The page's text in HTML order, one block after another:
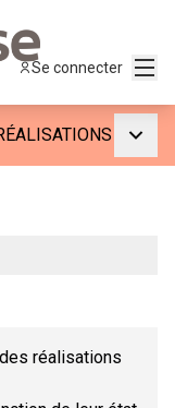
Se connecter
réalisations